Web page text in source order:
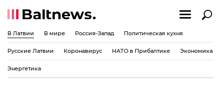
В Латвии В мире Россия-Запад Политическая кухня
Русские Латвии Коронавирус НАТО в Прибалтике Экономика
Энергетика